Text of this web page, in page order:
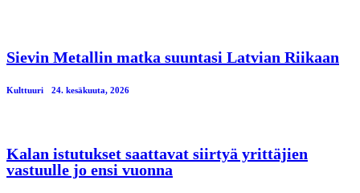
Sievin Metallin matka suuntasi Latvian Riikaan
Kulttuuri 24. kesäkuuta, 2026
Kalan istutukset saattavat siirtyä yrittäjien
vastuulle jo ensi vuonna